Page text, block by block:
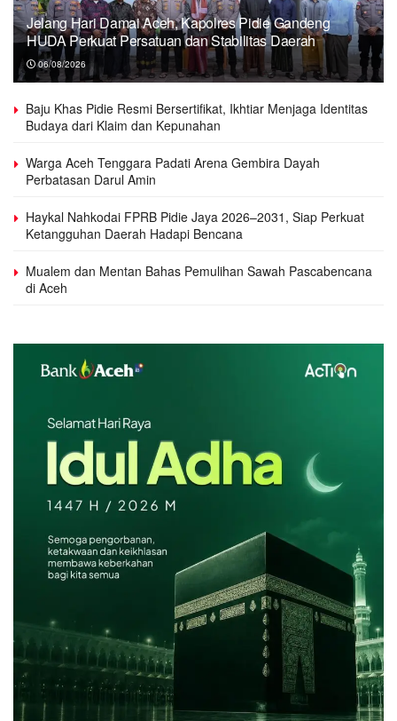
Jelang Hari Damai Aceh, Kapolres Pidie Gandeng
HUDA Perkuat Persatuan dan Stabilitas Daerah
06/08/2026
Baju Khas Pidie Resmi Bersertifikat, Ikhtiar Menjaga Identitas
Budaya dari Klaim dan Kepunahan
Warga Aceh Tenggara Padati Arena Gembira Dayah
Perbatasan Darul Amin
Haykal Nahkodai FPRB Pidie Jaya 2026–2031, Siap Perkuat
Ketangguhan Daerah Hadapi Bencana
Mualem dan Mentan Bahas Pemulihan Sawah Pascabencana
di Aceh